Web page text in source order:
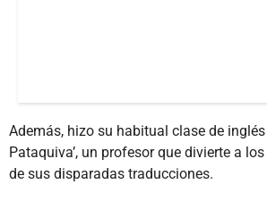
Además, hizo su habitual clase de inglés
Pataquiva’, un profesor que divierte a
de sus disparadas traducciones.